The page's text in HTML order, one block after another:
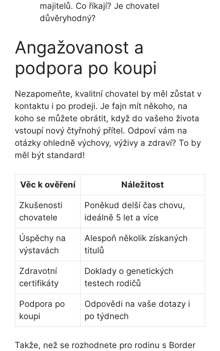
majitelů. Co říkají? Je chovatel
důvěryhodný?
Angažovanost a
podpora po koupi
Nezapomeňte, kvalitní chovatel by měl zůstat v
kontaktu i po prodeji. Je fajn mít někoho, na
koho se můžete obrátit, když do vašeho života
vstoupí nový čtyřnohý přítel. Odpoví vám na
otázky ohledně výchovy, výživy a zdraví? To by
měl být standard!
Věc k ověření Náležitost
Zkušenosti
chovatele
Poněkud delší čas chovu,
ideálně 5 let a více
Úspěchy na
výstavách
Alespoň několik získaných
titulů
Zdravotní
certifikáty
Doklady o genetických
testech rodičů
Podpora po
koupi
Odpovědi na vaše dotazy i
po týdnech
Takže, než se rozhodnete pro rodinu s Border